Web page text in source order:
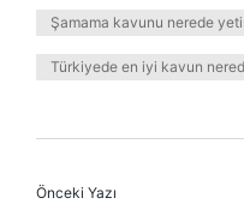
Şamama kavunu nerede
Türkiyede en iyi kavun
Önceki Yazı